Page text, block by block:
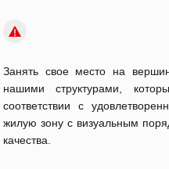
Занять свое место на
нашими структурами,
соответствии с
жилую зону с визуальным
качества.